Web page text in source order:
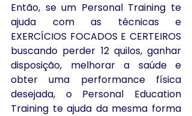
Então, se um Personal Training te
ajuda com as técnicas e
EXERCÍCIOS FOCADOS E CERTEIROS
buscando perder 12 quilos, ganhar
disposição, melhorar a saúde e
obter uma performance física
desejada, o Personal Education
Training te ajuda da mesma forma